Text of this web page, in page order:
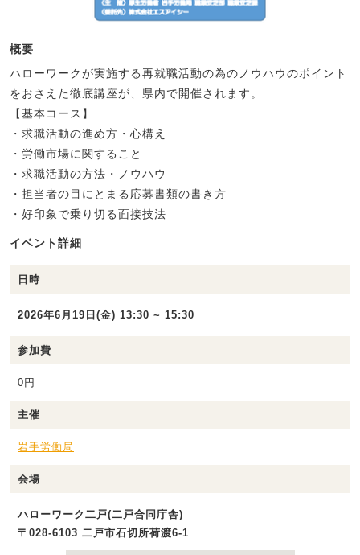
概要
ハローワークが実施する再就職活動の為のノウハウのポイント
をおさえた徹底講座が、県内で開催されます。
【基本コース】
・求職活動の進め方・心構え
・労働市場に関すること
・求職活動の方法・ノウハウ
・担当者の目にとまる応募書類の書き方
・好印象で乗り切る面接技法
イベント詳細
日時
2026年6月19日(金) 13:30 ~ 15:30
参加費
0円
主催
岩手労働局
会場
ハローワーク二戸(二戸合同庁舎)
〒028-6103 二戸市石切所荷渡6‐1